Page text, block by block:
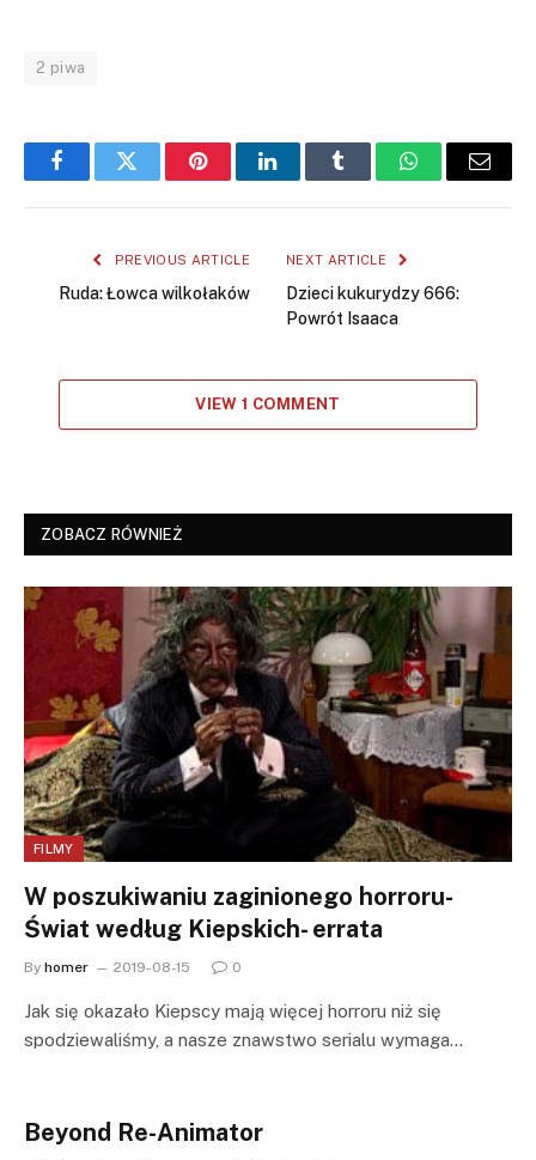
2 piwa
FacebookTwitter PinterestLinkedInTumblr WhatsAppEmail
PREVIOUS ARTICLE
Ruda: Łowca wilkołaków
NEXT ARTICLE
Dzieci kukurydzy 666:
Powrót Isaaca
VIEW 1 COMMENT
ZOBACZ RÓWNIEŻ
FILMY
W poszukiwaniu zaginionego horroru-
Świat według Kiepskich- errata
By homer 2019-08-15 0
Jak się okazało Kiepscy mają więcej horroru niż się
spodziewaliśmy, a nasze znawstwo serialu wymaga…
Beyond Re-Animator